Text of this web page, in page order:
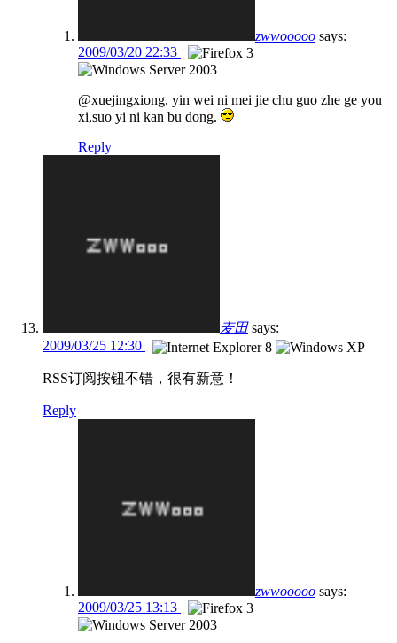
zwwooooo says:
2009/03/20 22:33
@xuejingxiong, yin wei ni mei jie chu guo zhe ge you
xi,suo yi ni kan bu dong.
Reply
麦田 says:
2009/03/25 12:30
RSS订阅按钮不错，很有新意！
Reply
zwwooooo says:
2009/03/25 13:13